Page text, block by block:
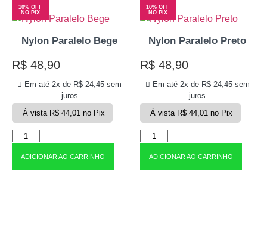
10% OFF
NO PIX
Nylon Paralelo Bege
R$ 48,90
Em até 2x de R$ 24,45 sem
juros
À vista R$44,01 no Pix
ADICIONAR AO CARRINHO
10% OFF
NO PIX
Nylon Paralelo Preto
R$48,90
Em até 2x de R$24,45sem
juros
À vista R$ 44,01 no Pix
ADICIONAR AO CARRINHO